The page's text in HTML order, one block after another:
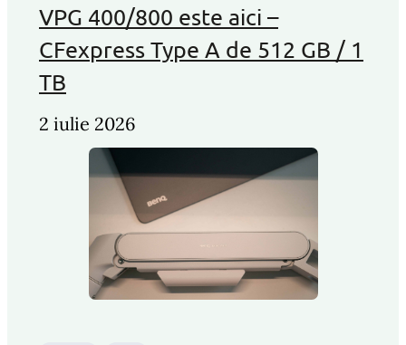
VPG 400/800 este aici –
CFexpress Type A de 512 GB / 1
TB
2 iulie 2026